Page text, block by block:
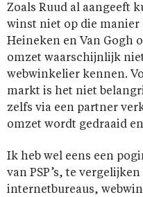
Zoals Ruud al aangeeft
winst niet op die
Heineken en Van Gogh
omzet waarschijnlijk
webwinkelier kennen.
markt is het niet
zelfs via een partner
omzet wordt gedraaid
Ik heb wel eens een
van PSP’s, te
internetbureaus,